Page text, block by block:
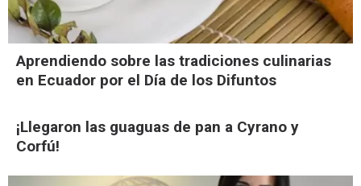
Aprendiendo sobre las tradiciones culinarias
en Ecuador por el Día de los Difuntos
¡Llegaron las guaguas de pan a Cyrano y
Corfú!